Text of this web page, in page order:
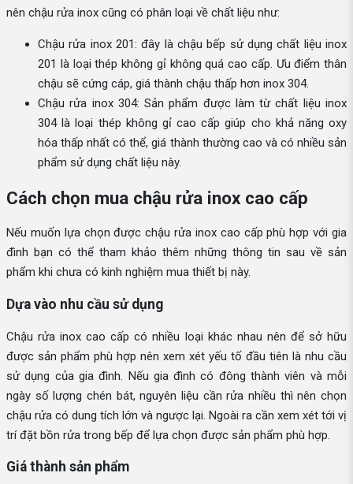
nên chậu rửa inox cũng có phân loại về chất liệu như:
Chậu rửa inox 201: đây là chậu bếp sử dụng chất liệu inox
201 là loại thép không gỉ không quá cao cấp. Ưu điểm thân
chậu sẽ cứng cáp, giá thành chậu thấp hơn inox 304.
Chậu rửa inox 304: Sản phẩm được làm từ chất liệu inox
304 là loại thép không gỉ cao cấp giúp cho khả năng oxy
hóa thấp nhất có thể, giá thành thường cao và có nhiều sản
phẩm sử dụng chất liệu này.
Cách chọn mua chậu rửa inox cao cấp
Nếu muốn lựa chọn được chậu rửa inox cao cấp phù hợp với gia
đình bạn có thể tham khảo thêm những thông tin sau về sản
phẩm khi chưa có kinh nghiệm mua thiết bị này.
Dựa vào nhu cầu sử dụng
Chậu rửa inox cao cấp có nhiều loại khác nhau nên để sở hữu
được sản phẩm phù hợp nên xem xét yếu tố đầu tiên là nhu cầu
sử dụng của gia đình. Nếu gia đình có đông thành viên và mỗi
ngày số lượng chén bát, nguyên liệu cần rửa nhiều thì nên chọn
chậu rửa có dung tích lớn và ngược lại. Ngoài ra cần xem xét tới vị
trí đặt bồn rửa trong bếp để lựa chọn được sản phẩm phù hợp.
Giá thành sản phẩm